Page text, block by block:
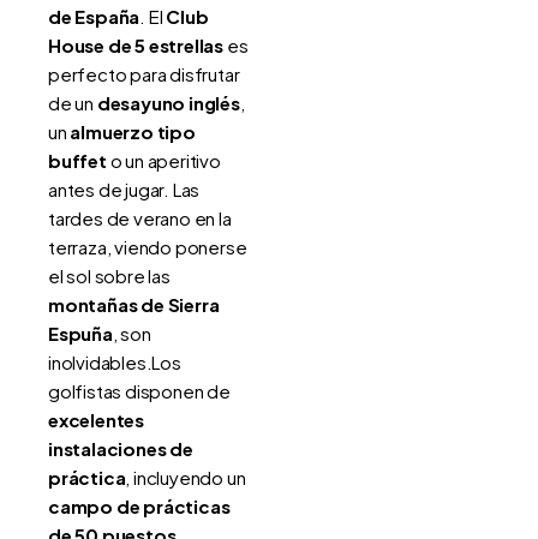
de España. El Club
House de 5 estrellas es
perfecto para disfrutar
de un desayuno inglés,
un almuerzo tipo
buffet o un aperitivo
antes de jugar. Las
tardes de verano en la
terraza, viendo ponerse
el sol sobre las
montañas de Sierra
Espuña, son
inolvidables.Los
golfistas disponen de
excelentes
instalaciones de
práctica, incluyendo un
campo de prácticas